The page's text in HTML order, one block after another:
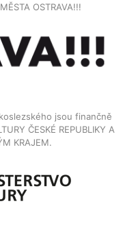
OSTRAVA!!!
jsou finančně
ČESKÉ REPUBLIKY A
KRAJEM.